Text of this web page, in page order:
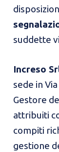
suddette
Increso
sede in
Gestore
attribuiti
compiti
gestione